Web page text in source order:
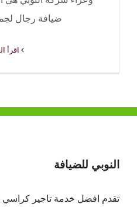
ضيافة رجال
النوبي للضيافة
تقدم افضل خدمة تاجير كراسي